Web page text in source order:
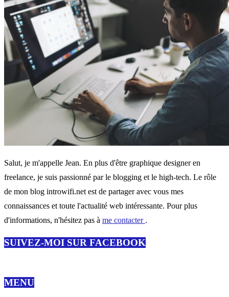
Salut, je m'appelle Jean. En plus d'être graphique designer en
freelance, je suis passionné par le blogging et le high-tech. Le rôle
de mon blog introwifi.net est de partager avec vous mes
connaissances et toute l'actualité web intéressante. Pour plus
d'informations, n'hésitez pas à me contacter .
SUIVEZ-MOI SUR FACEBOOK
MENU